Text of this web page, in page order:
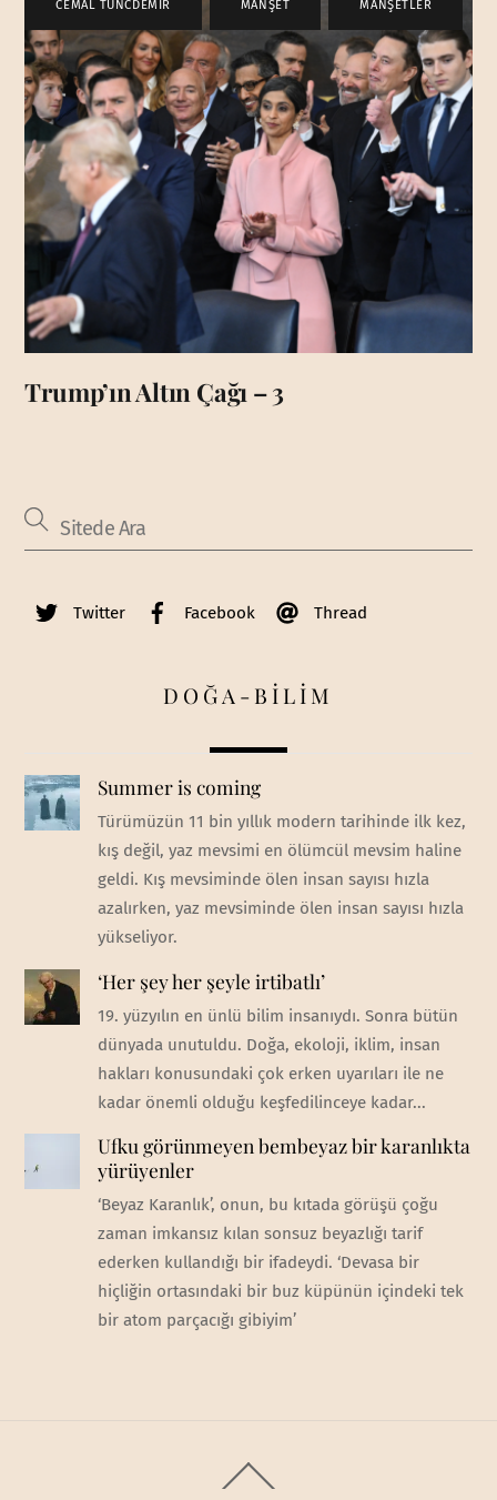
CEMAL TUNCDEMİR MANŞET MANŞETLER
Trump’ın Altın Çağı – 3
Twitter Facebook Thread
DOĞA-BİLİM
Summer is coming
Türümüzün 11 bin yıllık modern tarihinde ilk kez,
kış değil, yaz mevsimi en ölümcül mevsim haline
geldi. Kış mevsiminde ölen insan sayısı hızla
azalırken, yaz mevsiminde ölen insan sayısı hızla
yükseliyor.
‘Her şey her şeyle irtibatlı’
19. yüzyılın en ünlü bilim insanıydı. Sonra bütün
dünyada unutuldu. Doğa, ekoloji, iklim, insan
hakları konusundaki çok erken uyarıları ile ne
kadar önemli olduğu keşfedilinceye kadar...
Ufku görünmeyen bembeyaz bir karanlıkta
yürüyenler
‘Beyaz Karanlık’, onun, bu kıtada görüşü çoğu
zaman imkansız kılan sonsuz beyazlığı tarif
ederken kullandığı bir ifadeydi. ‘Devasa bir
hiçliğin ortasındaki bir buz küpünün içindeki tek
bir atom parçacığı gibiyim’
To